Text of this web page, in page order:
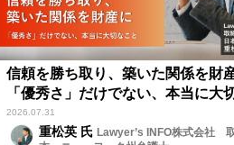
信頼を勝ち取り、築いた関係を
「優秀さ」だけでない、本当に大
2026.07.31
重松英 氏Lawyer’s INFO株式会社